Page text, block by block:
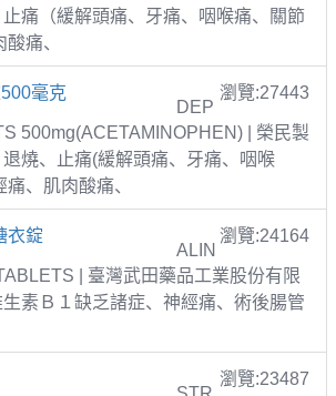
痛（緩解頭痛、牙痛、咽喉痛、關節
痛、
毫克 瀏覽:27443
DEP
500mg(ACETAMINOPHEN) | 榮民製
燒、止痛(緩解頭痛、牙痛、咽喉
、肌肉酸痛、
衣錠 瀏覽:24164
ALIN
| 臺灣武田藥品工業股份有限
素Ｂ１缺乏諸症、神經痛、術後腸管
瀏覽:23487